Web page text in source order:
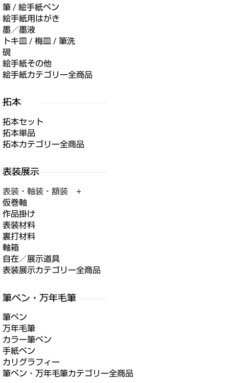
筆 / 絵手紙ペン
絵手紙用はがき
墨／墨液
トキ皿 / 梅皿 / 筆洗
硯
絵手紙その他
絵手紙カテゴリー全商品
拓本セット
拓本単品
拓本カテゴリー全商品
表装・軸装・額装 +
仮巻軸
作品掛け
表装材料
裏打材料
軸箱
自在／展示道具
表装展示カテゴリー全商品
筆ペン
万年毛筆
カラー筆ペン
手紙ペン
カリグラフィー
筆ペン・万年毛筆カテゴリー全商品